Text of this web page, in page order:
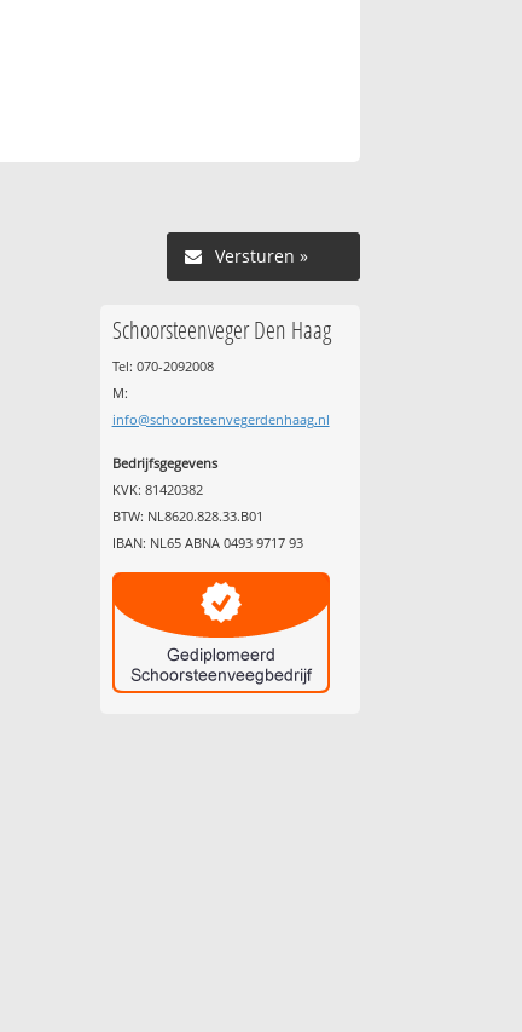
Versturen »
Schoorsteenveger Den Haag
Tel: 070-2092008
M:
info@schoorsteenvegerdenhaag.nl
Bedrijfsgegevens
KVK: 81420382
BTW: NL8620.828.33.B01
IBAN: NL65 ABNA 0493 9717 93